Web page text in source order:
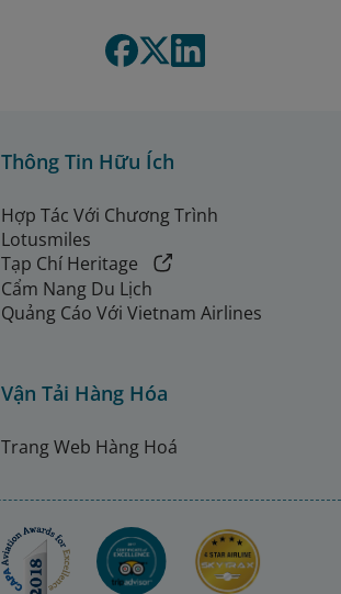
Thông Tin Hữu Ích
Hợp Tác Với Chương Trình
Lotusmiles
Tạp Chí Heritage
Cẩm Nang Du Lịch
Quảng Cáo Với Vietnam Airlines
Vận Tải Hàng Hóa
Trang Web Hàng Hoá